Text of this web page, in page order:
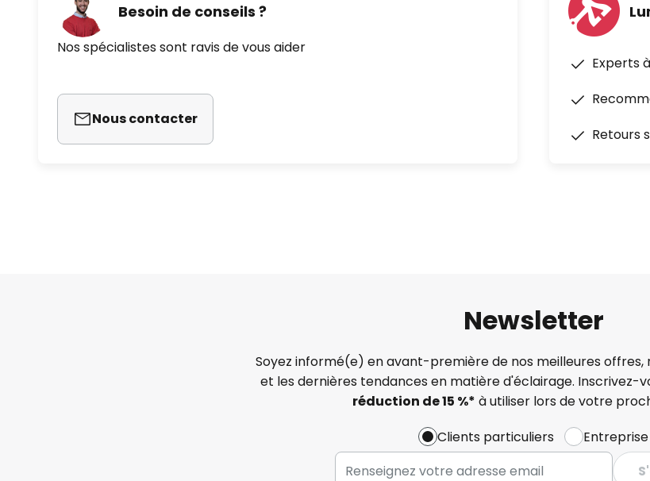
Besoin de conseils ?
Nos spécialistes sont ravis de vous aider
Nous contacter
Experts
Retours
Newsletter
Soyez informé(e) en avant-première de nos meilleures offres,
et les dernières tendances en matière d'éclairage. Inscrivez-
réduction de 15 %* à utiliser lors de votre
Clients particuliers
Entreprise